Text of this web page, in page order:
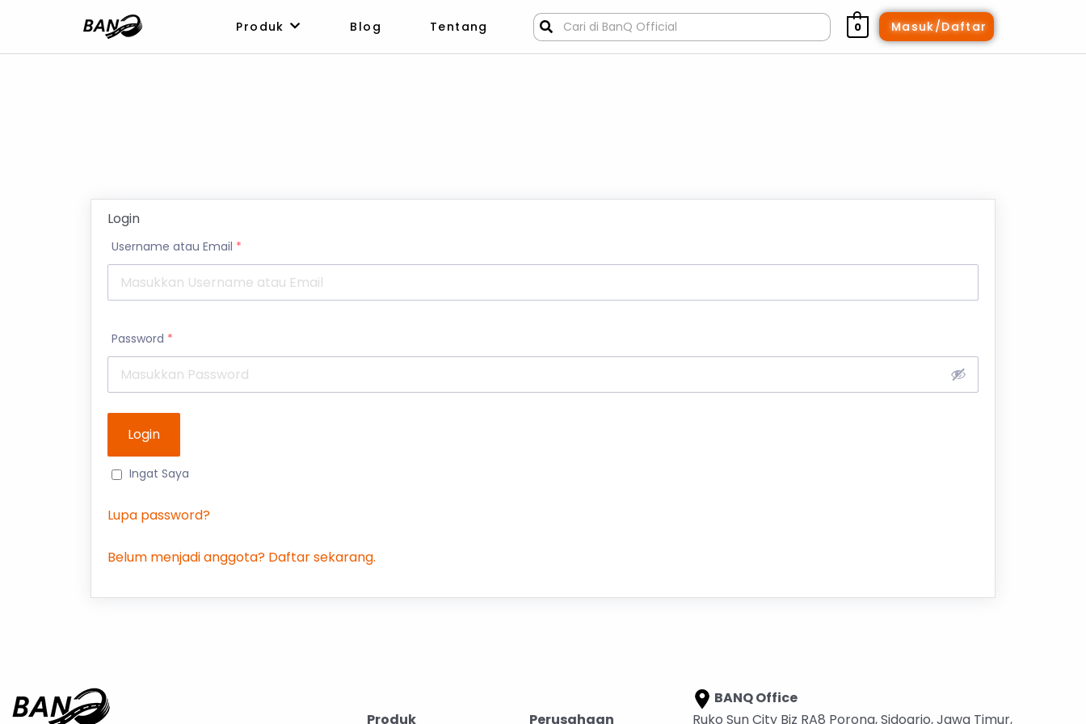
Produk Blog Tentang 0 Masuk/Daftar
Login
Username atau Email *
Password *
Ingat Saya
Lupa password?
Belum menjadi anggota? Daftar sekarang.
Produk Perusahaan
BANQ Office
Ruko Sun City Biz RA8 Porong, Sidoarjo, Jawa Timur,